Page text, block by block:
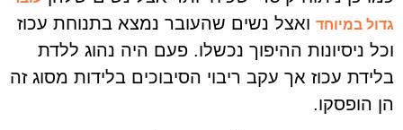
גדול במיוחד ואצל נשים שהעובר נמצא בתנוחת עכוז
וכל ניסיונות ההיפוך נכשלו. פעם היה נהוג ללדת
בלידת עכוז אך עקב ריבוי הסיבוכים בלידות מסוג זה
הן הופסקו.